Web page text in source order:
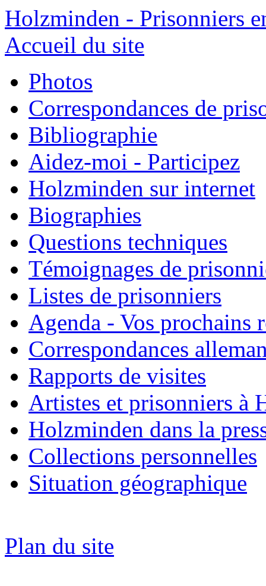
Holzminden - Prisonniers
Accueil du site
Photos
Correspondances de
Bibliographie
Aidez-moi - Participez
Holzminden sur internet
Biographies
Questions techniques
Témoignages de
Listes de prisonniers
Agenda - Vos prochains
Correspondances
Rapports de visites
Artistes et prisonniers à
Holzminden dans la
Collections personnelles
Situation géographique
Plan du site